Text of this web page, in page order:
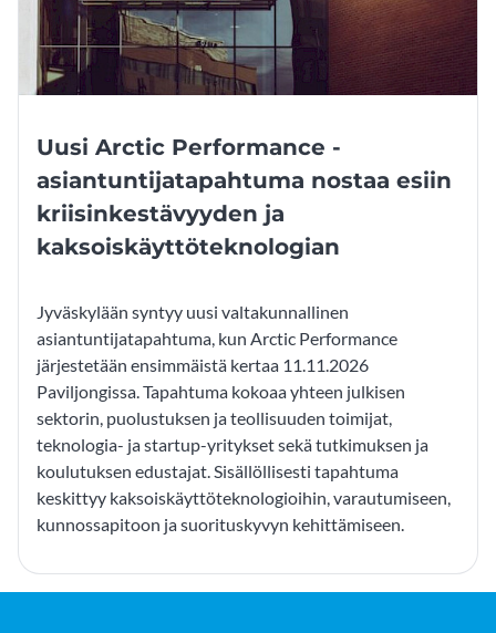
Uusi Arctic Performance -
asiantuntijatapahtuma nostaa esiin
kriisinkestävyyden ja
kaksoiskäyttöteknologian
Jyväskylään syntyy uusi valtakunnallinen
asiantuntijatapahtuma, kun Arctic Performance
järjestetään ensimmäistä kertaa 11.11.2026
Paviljongissa. Tapahtuma kokoaa yhteen julkisen
sektorin, puolustuksen ja teollisuuden toimijat,
teknologia- ja startup-yritykset sekä tutkimuksen ja
koulutuksen edustajat. Sisällöllisesti tapahtuma
keskittyy kaksoiskäyttöteknologioihin, varautumiseen,
kunnossapitoon ja suorituskyvyn kehittämiseen.